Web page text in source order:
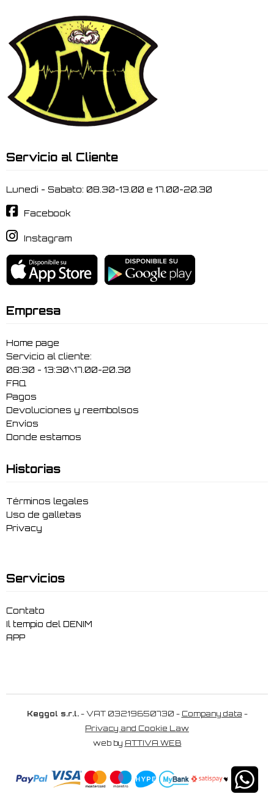
Servicio al Cliente
Lunedi - Sabato: 08.30-13.00 e 17.00-20.30
Facebook
Instagram
Empresa
Home page
Servicio al cliente:
08:30 - 13:30\17.00-20.30
FAQ
Pagos
Devoluciones y reembolsos
Envíos
Donde estamos
Historias
Términos legales
Uso de galletas
Privacy
Servicios
Contato
Il tempio del DENIM
APP
Keggol s.r.l.- VAT 03219650730 - Company data -
Privacy and Cookie Law
web by ATTIVA WEB